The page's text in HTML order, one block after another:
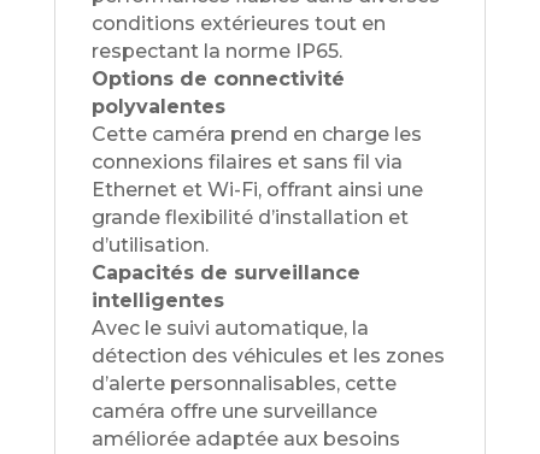
conditions extérieures tout en
respectant la norme IP65.
Options de connectivité
polyvalentes
Cette caméra prend en charge les
connexions filaires et sans fil via
Ethernet et Wi-Fi, offrant ainsi une
grande flexibilité d’installation et
d’utilisation.
Capacités de surveillance
intelligentes
Avec le suivi automatique, la
détection des véhicules et les zones
d’alerte personnalisables, cette
caméra offre une surveillance
améliorée adaptée aux besoins